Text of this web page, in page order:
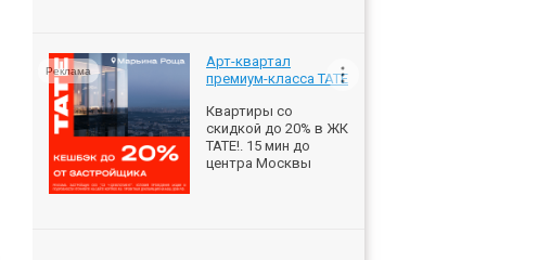
Арт-квартал
премиум-класса ТАТЕ
Квартиры со
скидкой до 20% в ЖК
ТАТЕ!. 15 мин до
центра Москвы
Реклама